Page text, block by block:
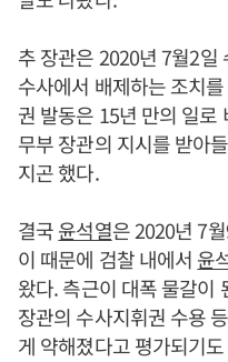
추 장관은 2020년 7월2일
수사에서 배제하는 조치
권 발동은 15년 만의 일로
무부 장관의 지시를 받아
지곤 했다.
결국윤석열은 2020년 7
이 때문에 검찰 내에서 윤
왔다. 측근이 대폭 물갈이
장관의 수사지휘권 수용
게 약해졌다고 평가되기